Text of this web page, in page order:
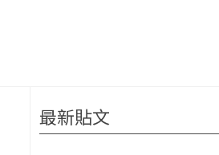
最新貼文